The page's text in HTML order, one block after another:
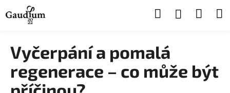
na
Hledat
Vyčerpání a pomalá
regenerace – co může být
o
Zpět
Zpět
C
o
p